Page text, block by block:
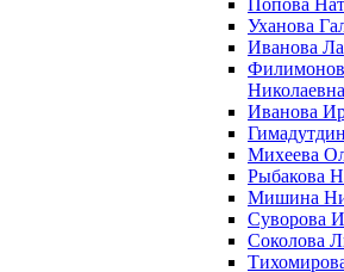
Попова
Уханова
Иванова
Николаевна
Иванова
Михеева
Рыбакова
Мишина
Суворова
Соколова